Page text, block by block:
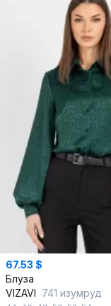
67.53 $
Блуза
VIZAVI 741 изумруд